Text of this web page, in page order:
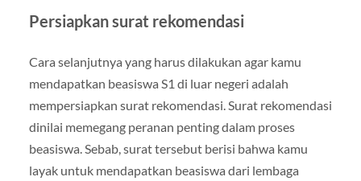
Persiapkan surat rekomendasi
Cara selanjutnya yang harus dilakukan agar kamu
mendapatkan beasiswa S1 di luar negeri adalah
mempersiapkan surat rekomendasi. Surat rekomendasi
dinilai memegang peranan penting dalam proses
beasiswa. Sebab, surat tersebut berisi bahwa kamu
layak untuk mendapatkan beasiswa dari lembaga